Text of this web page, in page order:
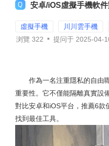
安卓/iOS虛擬手機軟
虛擬手機 川川雲手機
浏覽322 提问于 2025-04-
作為一名注重隱私的自由職
重要性。它不僅能隔離真實設
對比安卓和iOS平台，推薦6款
找到最佳工具。